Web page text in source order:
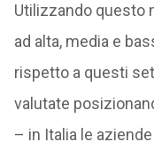
Utilizzando questo
ad alta, media e
rispetto a questi
valutate
– in Italia le